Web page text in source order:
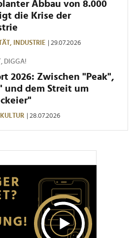
und Analysen weiter. Unsere
möglicherweise mit
die Sie ihnen bereitgestellt
Ihrer Nutzung der Dienste
Abbau von 8.000
die Krise der
INDUSTRIE | 29.07.2026
DIGGA!
2026: Zwischen "Peak",
und dem Streit um
KULTUR | 28.07.2026